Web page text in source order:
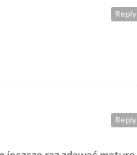
Reply
Reply